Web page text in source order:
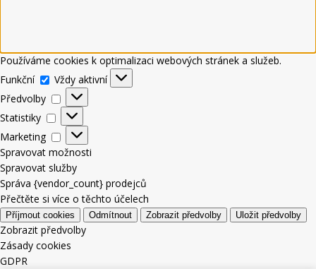
Používáme cookies k optimalizaci webových stránek a služeb.
Funkční
Vždy aktivní
Předvolby
Statistiky
Marketing
Spravovat možnosti
Spravovat služby
Správa {vendor_count} prodejců
Přečtěte si více o těchto účelech
Příjmout cookies Odmítnout Zobrazit předvolby Uložit předvolby
Zobrazit předvolby
Zásady cookies
GDPR